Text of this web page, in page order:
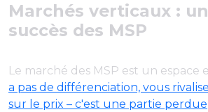
Marchés verticaux :
succès des MSP
Le marché des MSP est un espace
a pas de différenciation, vous
sur le prix – c'est une partie perdue